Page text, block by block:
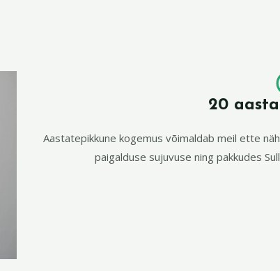
20
Aastatepikkune kogemus võimaldab meil ette
paigalduse sujuvuse ning pakkudes